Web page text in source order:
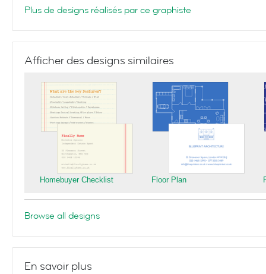
Plus de designs réalisés par ce graphiste
Afficher des designs similaires
Homebuyer Checklist Floor Plan
Browse all designs
En savoir plus